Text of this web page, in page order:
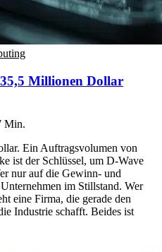
Millionen Dollar
Min.
Ein Auftragsvolumen von
ist der Schlüssel, um D-Wave
nur auf die Gewinn- und
im Stillstand. Wer
eine Firma, die gerade den
Industrie schafft. Beides ist